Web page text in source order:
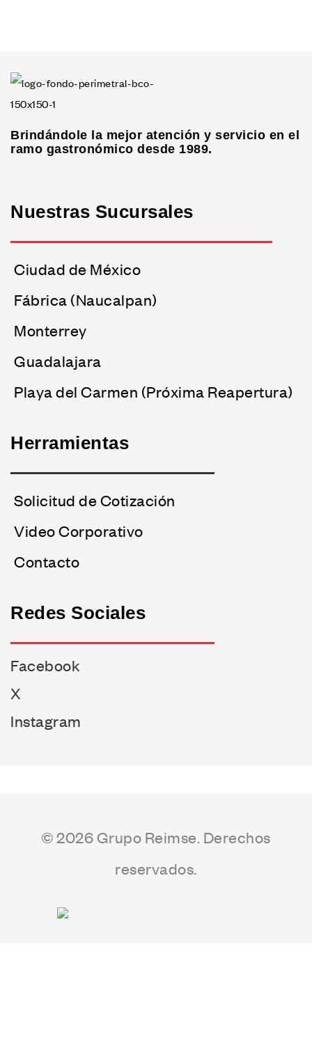
Brindándole la mejor atención y servicio en el
ramo gastronómico desde 1989.
Nuestras Sucursales
Ciudad de México
Fábrica (Naucalpan)
Monterrey
Guadalajara
Playa del Carmen (Próxima Reapertura)
Herramientas
Solicitud de Cotización
Video Corporativo
Contacto
Redes Sociales
Facebook
X
Instagram
© 2026 Grupo Reimse. Derechos
reservados.